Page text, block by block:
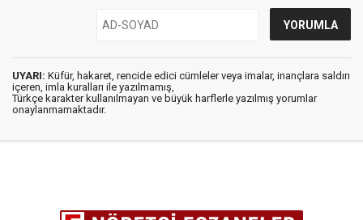
UYARI: Küfür, hakaret, rencide edici cümleler veya imalar, inançlara saldırı
içeren, imla kuralları ile yazılmamış,
Türkçe karakter kullanılmayan ve büyük harflerle yazılmış yorumlar
onaylanmamaktadır.